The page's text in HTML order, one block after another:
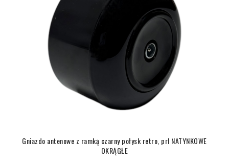
Gniazdo antenowe z ramką czarny połysk retro, prl NATYNKOWE
OKRĄGŁE